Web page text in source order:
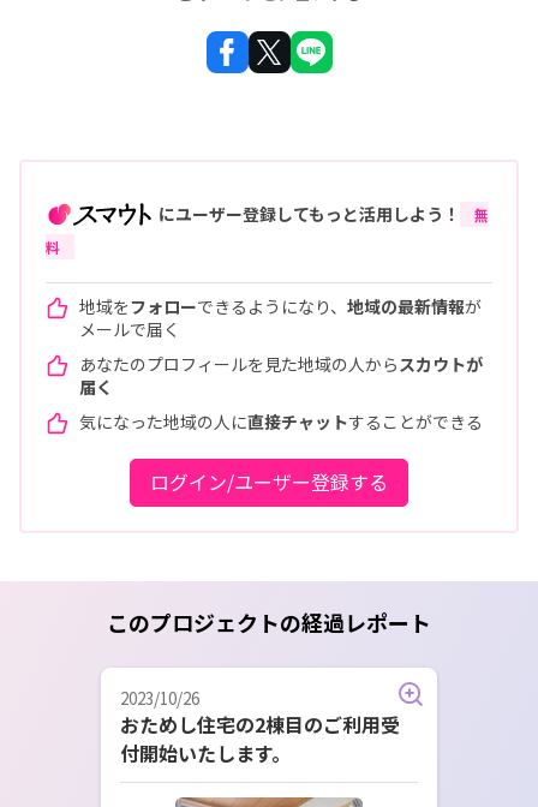
にユーザー登録してもっと活用しよう！
無
料
地域をフォローできるようになり、 地域の最新情報が
メールで届く
あなたのプロフィールを見た地域の人から スカウトが
届く
気になった地域の人に直接チャットすることができる
ログイン/ユーザー登録する
このプロジェクトの経過レポート
2023/10/26
おためし住宅の2棟目のご利用受
付開始いたします。